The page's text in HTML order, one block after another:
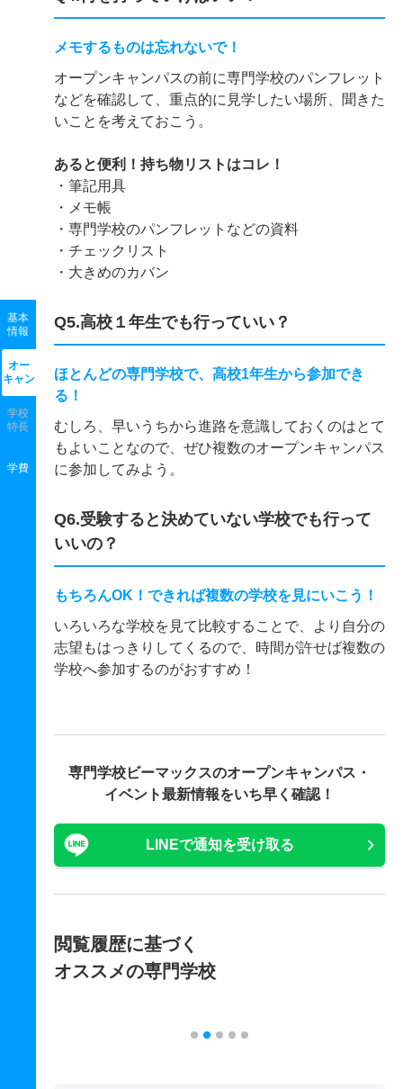
基本
情報
オー
キャン
学校
特長
学費
メモするものは忘れないで！
オープンキャンパスの前に専門学校のパンフレット
などを確認して、重点的に見学したい場所、聞きた
いことを考えておこう。
あると便利！持ち物リストはコレ！
・筆記用具
・メモ帳
・専門学校のパンフレットなどの資料
・チェックリスト
・大きめのカバン
Q5.高校１年生でも行っていい？
ほとんどの専門学校で、高校1年生から参加でき
る！
むしろ、早いうちから進路を意識しておくのはとて
もよいことなので、ぜひ複数のオープンキャンパス
に参加してみよう。
Q6.受験すると決めていない学校でも行って
いいの？
もちろんOK！できれば複数の学校を見にいこう！
いろいろな学校を見て比較することで、より自分の
志望もはっきりしてくるので、時間が許せば複数の
学校へ参加するのがおすすめ！
専門学校ビーマックスのオープンキャンパス・
イベント最新情報をいち早く確認！
LINEで通知を受け取る
閲覧履歴に基づく
オススメの専門学校